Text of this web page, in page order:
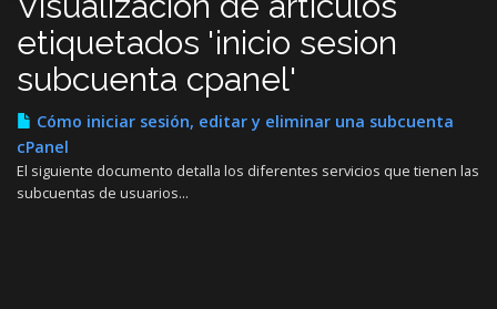
etiquetados 'inicio sesion
subcuenta cpanel'
Cómo iniciar sesión, editar y eliminar una subcuenta
cPanel
El siguiente documento detalla los diferentes servicios que tienen las
subcuentas de usuarios...